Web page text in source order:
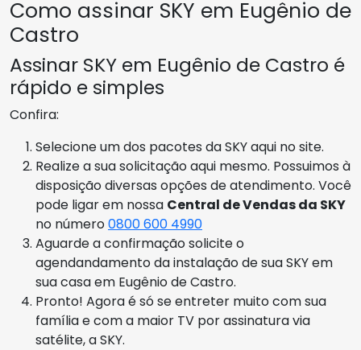
Como assinar SKY em Eugênio de
Castro
Assinar SKY em Eugênio de Castro é
rápido e simples
Confira:
Selecione um dos pacotes da SKY aqui no site.
Realize a sua solicitação aqui mesmo. Possuimos à
disposição diversas opções de atendimento. Você
pode ligar em nossa Central de Vendas da SKY
no número0800 600 4990
Aguarde a confirmação solicite o
agendandamento da instalação de sua SKY em
sua casa em Eugênio de Castro.
Pronto! Agora é só se entreter muito com sua
família e com a maior TV por assinatura via
satélite, a SKY.